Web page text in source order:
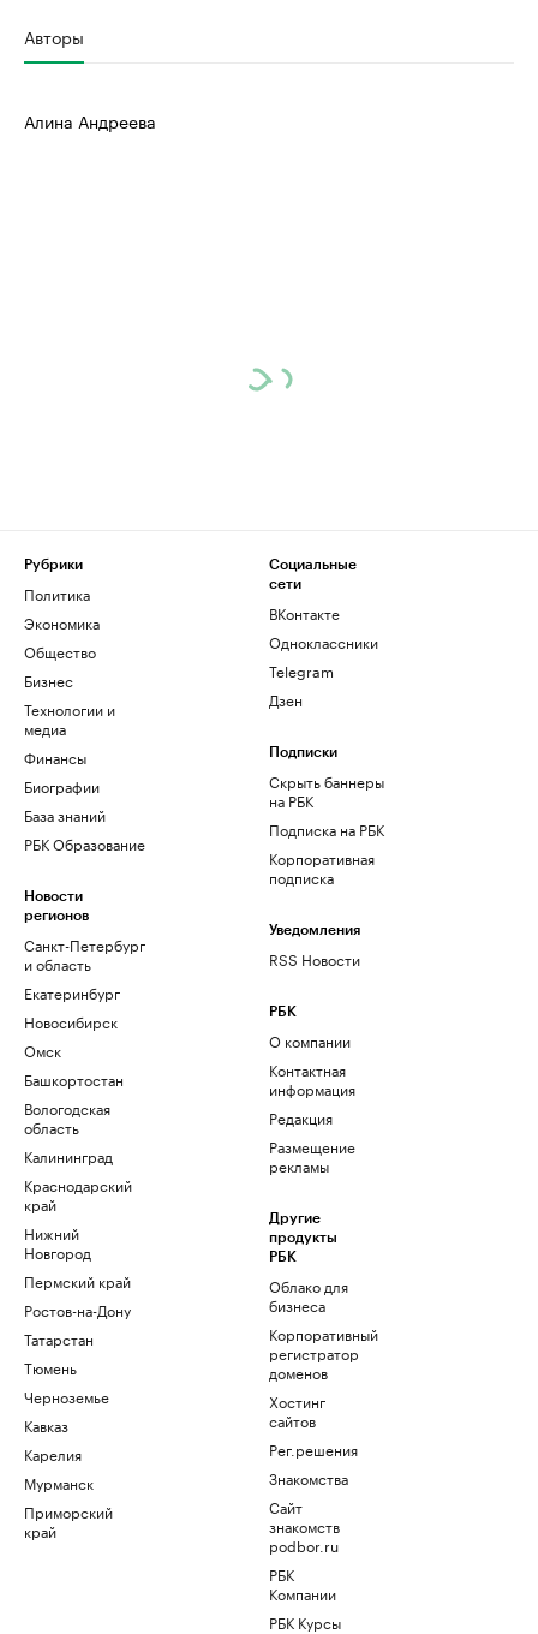
Авторы
Алина Андреева
Рубрики
Политика
Экономика
Общество
Бизнес
Технологии и
медиа
Финансы
Биографии
База знаний
РБК Образование
Новости
регионов
Санкт-Петербург
и область
Екатеринбург
Новосибирск
Омск
Башкортостан
Вологодская
область
Калининград
Краснодарский
край
Нижний
Новгород
Пермский край
Ростов-на-Дону
Татарстан
Тюмень
Черноземье
Кавказ
Карелия
Мурманск
Приморский
край
Социальные
сети
ВКонтакте
Одноклассники
Telegram
Дзен
Подписки
Скрыть баннеры
на РБК
Подписка на РБК
Корпоративная
подписка
Уведомления
RSS Новости
РБК
О компании
Контактная
информация
Редакция
Размещение
рекламы
Другие
продукты
РБК
Облако для
бизнеса
Корпоративный
регистратор
доменов
Хостинг
сайтов
Рег.решения
Знакомства
Сайт
знакомств
podbor.ru
РБК
Компании
РБК Курсы